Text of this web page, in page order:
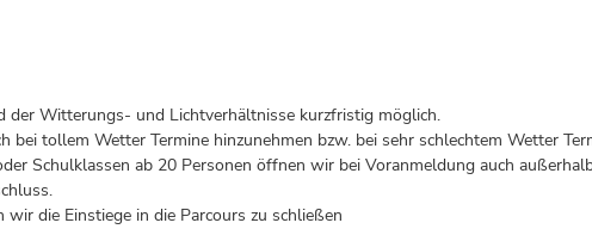
der Witterungs- und Lichtverhältnisse kurzfristig möglich.
tollem Wetter Termine hinzunehmen bzw. bei sehr schlechtem Wetter
Schulklassen ab 20 Personen öffnen wir bei Voranmeldung auch
die Einstiege in die Parcours zu schließen